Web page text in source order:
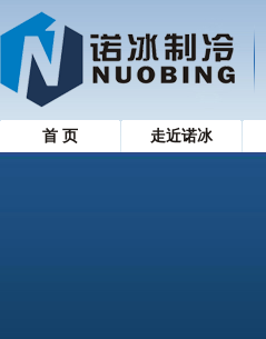
首 页 走近诺冰